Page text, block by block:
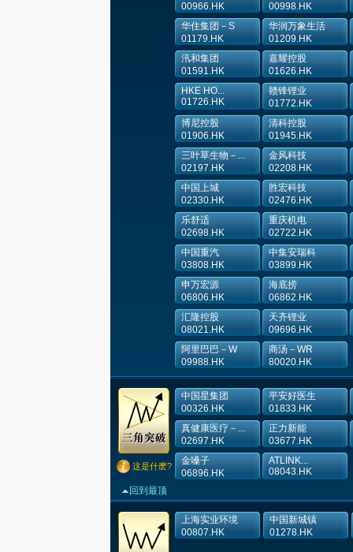
00966.HK
00998.HK
华住集团－S
01179.HK
华润万象生活
01209.HK
汛和集团
01591.HK
嘉耀控股
01626.HK
HKE HO...
01726.HK
赣锋锂业
01772.HK
博尼控股
01906.HK
清科控股
01945.HK
三叶草生物－...
02197.HK
金风科技
02208.HK
中国上城
02330.HK
胜宏科技
02476.HK
乐舒适
02698.HK
重庆机电
02722.HK
中国重汽
03808.HK
中集安瑞科
03899.HK
申万宏源
06806.HK
海底捞
06862.HK
汇隆控股
08021.HK
天齐锂业
09696.HK
阿里巴巴－W
09988.HK
商汤－WR
80020.HK
这是什麽?
回到最顶
中国星集团
00326.HK
平安好医生
01833.HK
真健康医疗－...
02697.HK
正力新能
03677.HK
金嗓子
06896.HK
ATLINK...
08043.HK
上海实业环境
00807.HK
中国新城镇
01278.HK